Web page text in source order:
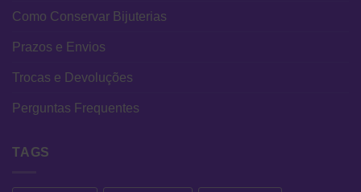
Como Conservar Bijuterias
Prazos e Envios
Trocas e Devoluções
Perguntas Frequentes
TAGS